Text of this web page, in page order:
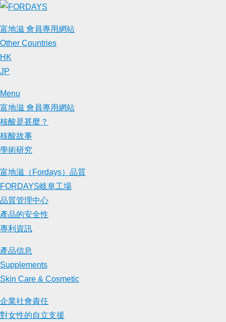
Skip
content
富地滋 會員專用網站
Other Countries
HK
JP
Menu
富地滋 會員專用網站
核酸是甚麼？
核酸故事
學術研究
富地滋（Fordays）品質
FORDAYS岐阜工場
品質管理中心
產品的安全性
專利資訊
產品信息
Supplements
Skin Care & Cosmetic
企業社會責任
對女性的自立支援